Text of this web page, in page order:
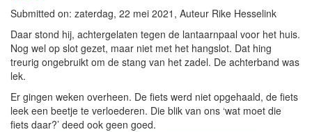
Submitted on: zaterdag, 22 mei 2021, Auteur Rike Hesselink
Daar stond hij, achtergelaten tegen de lantaarnpaal voor het huis.
Nog wel op slot gezet, maar niet met het hangslot. Dat hing
treurig ongebruikt om de stang van het zadel. De achterband was
lek.
Er gingen weken overheen. De fiets werd niet opgehaald, de fiets
leek een beetje te verloederen. Die blik van ons ‘wat moet die
fiets daar?’ deed ook geen goed.